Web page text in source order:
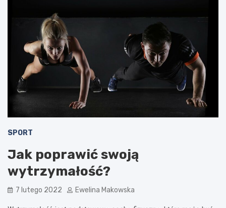
SPORT
Jak poprawić swoją
wytrzymałość?
7 lutego 2022 Ewelina Makowska